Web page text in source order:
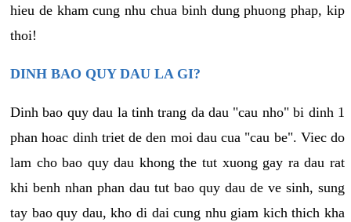
hieu de kham cung nhu chua binh dung phuong phap, kip
thoi!
DINH BAO QUY DAU LA GI?
Dinh bao quy dau la tinh trang da dau "cau nho" bi dinh 1
phan hoac dinh triet de den moi dau cua "cau be". Viec do
lam cho bao quy dau khong the tut xuong gay ra dau rat
khi benh nhan phan dau tut bao quy dau de ve sinh, sung
tay bao quy dau, kho di dai cung nhu giam kich thich kha